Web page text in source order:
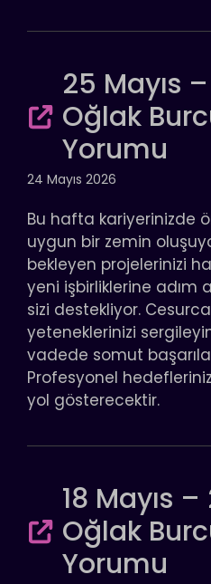
25 Mayıs
Oğlak
Yorumu
24 Mayıs 2026
Bu hafta kariyerinizde
uygun bir zemin
bekleyen projelerinizi
yeni işbirliklerine adım
sizi destekliyor.
yeteneklerinizi
vadede somut
Profesyonel
yol gösterecektir.
18 Mayıs
Oğlak
Yorumu